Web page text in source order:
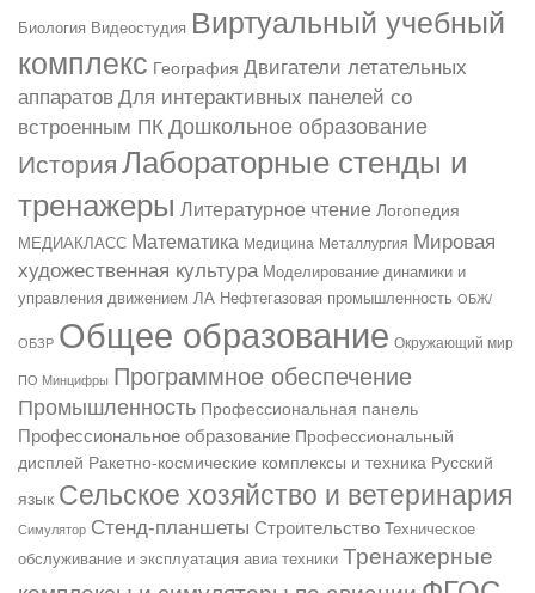
Биология Видеостудия Виртуальный учебный
комплекс География Двигатели летательных
аппаратов Для интерактивных панелей со
встроенным ПК Дошкольное образование
История Лабораторные стенды и
тренажеры Литературное чтение Логопедия
МЕДИАКЛАСС Математика Медицина Металлургия Мировая
художественная культура Моделирование динамики и
управления движением ЛА Нефтегазовая промышленность ОБЖ/
ОБЗР Общее образование Окружающий мир
ПО Минцифры Программное обеспечение
Промышленность Профессиональная панель
Профессиональное образование Профессиональный
дисплей Ракетно-космические комплексы и техника Русский
язык Сельское хозяйство и ветеринария
Симулятор Стенд-планшеты Строительство
Техническое
обслуживание и эксплуатация авиа техники Тренажерные